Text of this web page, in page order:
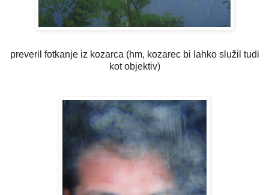
preveril fotkanje iz kozarca (hm, kozarec bi lahko služil tudi
kot objektiv)